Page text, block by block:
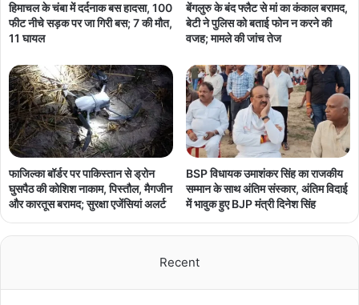
हिमाचल के चंबा में दर्दनाक बस हादसा, 100
फीट नीचे सड़क पर जा गिरी बस; 7 की मौत,
11 घायल
बेंगलुरु के बंद फ्लैट से मां का कंकाल बरामद,
बेटी ने पुलिस को बताई फोन न करने की
वजह; मामले की जांच तेज
फाजिल्का बॉर्डर पर पाकिस्तान से ड्रोन
घुसपैठ की कोशिश नाकाम, पिस्तौल, मैगजीन
और कारतूस बरामद; सुरक्षा एजेंसियां अलर्ट
BSP विधायक उमाशंकर सिंह का राजकीय
सम्मान के साथ अंतिम संस्कार, अंतिम विदाई
में भावुक हुए BJP मंत्री दिनेश सिंह
Recent